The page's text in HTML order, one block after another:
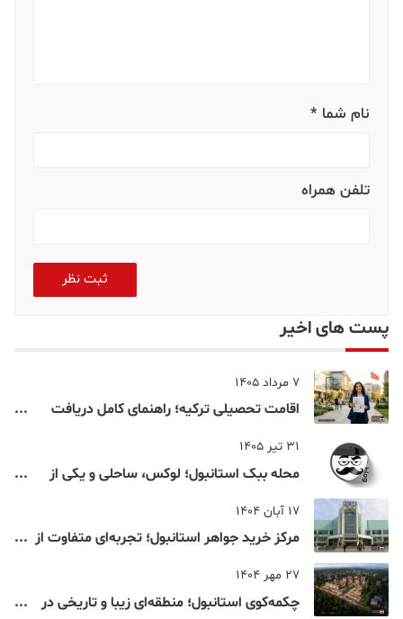
نام شما *
تلفن همراه
ثبت نظر
پست های اخیر
7 مرداد 1405
اقامت تحصیلی ترکیه؛ راهنمای کامل دریافت
31 تیر 1405
محله ببک استانبول؛ لوکس، ساحلی و یکی از
17 آبان 1404
مرکز خرید جواهر استانبول؛ تجربه‌ای متفاوت از
27 مهر 1404
چکمه‌کوی استانبول؛ منطقه‌ای زیبا و تاریخی در